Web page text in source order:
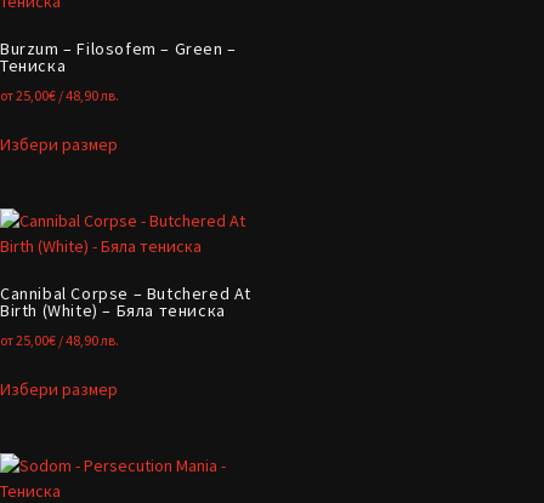
Burzum – Filosofem – Green –
Тениска
от25,00€ / 48,90 лв.
Избери размер
Cannibal Corpse – Butchered At
Birth (White) – Бяла тениска
от25,00€ / 48,90 лв.
Избери размер